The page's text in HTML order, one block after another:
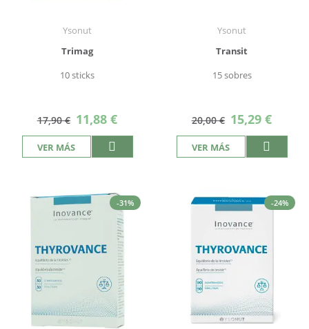
Ysonut
Trimag
10 sticks
17,90 € Precio
especial
11,88 €
VER MÁS
Ysonut
Transit
15 sobres
20,00 € Precio
especial
15,29 €
VER MÁS
-31% -24%